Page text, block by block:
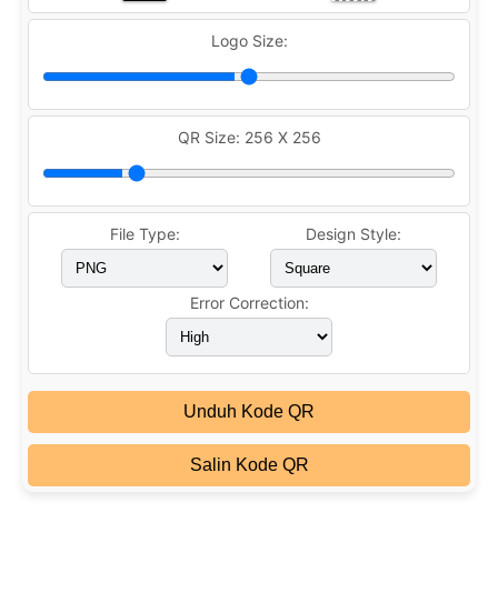
Logo Size:
QR Size: 256 X 256
File Type: Design Style:
Error Correction:
Unduh Kode QR
Salin Kode QR